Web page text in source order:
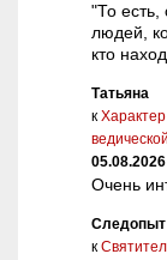
"То есть,
людей,
кто
Татьяна
к
05.08.2026
Очень
Следопыт
к